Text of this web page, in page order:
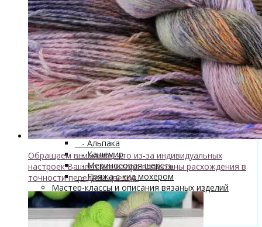
superwash 20% нейлон
↘ Sock, 75% Меринос 25% Нейлон,
300м/100г
- Хлопок
- Шелк+
↘ Cleo 50% шелк 50% меринос
600м/100гНовинка!
↘ Бурет, 100% буретный шелк,
190м/100г
- Шерсть 100%
- Шерсть ягненка
Бобинная пряжа+
- Альпака
- Кашемир
- Мериносовая шерсть
- Пряжа с кид мохером
Мастер-классы и описания вязаных изделий
Инструменты и аксессуары+
- Конусы для пряжи
Одежда TieDye
Обращаем внимание, что из-за индивидуальных
настроек Вашего монитора возможны расхождения в
точности передачи цветов.